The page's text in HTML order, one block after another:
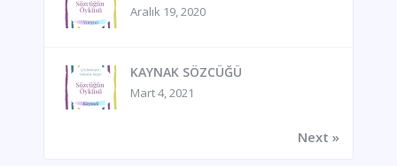
Aralık 19, 2020
KAYNAK SÖZCÜĞÜ
Mart 4, 2021
Next »